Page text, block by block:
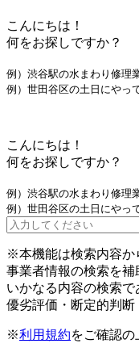
こんにちは！
何をお探しですか？
例）渋谷駅の水まわり修理
例）世田谷区の土日にやっ
こんにちは！
何をお探しですか？
例）渋谷駅の水まわり修理
例）世田谷区の土日にやっ
※本機能は検索内容か
事業者情報の検索を補
いかなる内容の検索で
優劣評価・断定的判断
※利用規約をご確認